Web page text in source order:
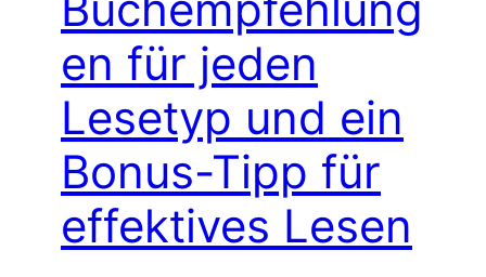
en für jeden
Lesetyp und ein
Bonus-Tipp für
effektives Lesen